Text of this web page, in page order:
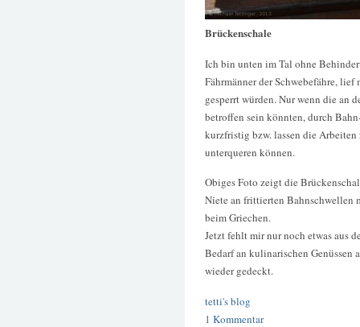
Brückenschale
Ich bin unten im Tal ohne
Fährmänner der Schwebefähre, lief
gesperrt würden. Nur wenn die an
betroffen sein könnten, durch
kurzfristig bzw. lassen die
unterqueren können.
Obiges Foto zeigt die
Niete an frittierten Bahnschwellen
beim Griechen.
Jetzt fehlt mir nur noch etwas aus
Bedarf an kulinarischen Genüssen
wieder gedeckt.
tetti's blog
1 Kommentar